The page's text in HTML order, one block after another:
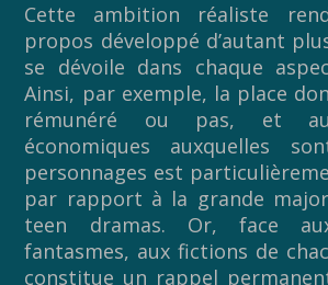
Cette ambition réaliste
propos développé d’autant
se dévoile dans chaque
Ainsi, par exemple, la place
rémunéré ou pas, et
économiques auxquelles
personnages est
par rapport à la grande
teen dramas. Or, face
fantasmes, aux fictions de
constitue un rappel